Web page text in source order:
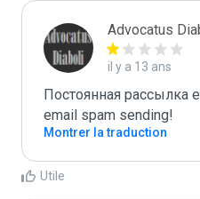
Advocatus
il y a 13 ans
Постоянная рассылка
email spam sending!
Montrer la traduction
Utile